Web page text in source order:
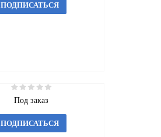
ПОДПИСАТЬСЯ
Под заказ
ПОДПИСАТЬСЯ